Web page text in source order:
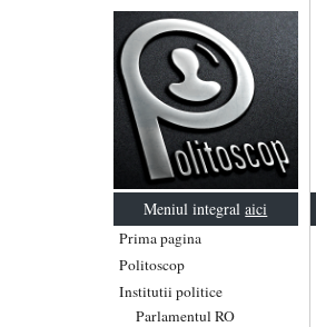
Meniul integralaici
Prima pagina
Politoscop
Institutii politice
Parlamentul RO